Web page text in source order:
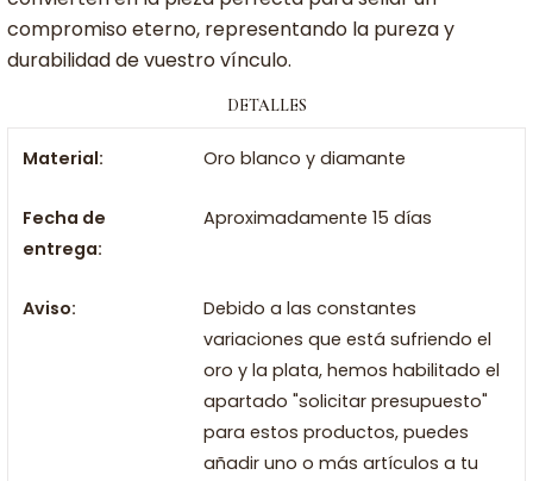
compromiso eterno, representando la pureza y
durabilidad de vuestro vínculo.
DETALLES
Material: Oro blanco y diamante
Fecha de
entrega:
Aproximadamente 15 días
Aviso:
Debido a las constantes
variaciones que está sufriendo el
oro y la plata, hemos habilitado el
apartado "solicitar presupuesto"
para estos productos, puedes
añadir uno o más artículos a tu